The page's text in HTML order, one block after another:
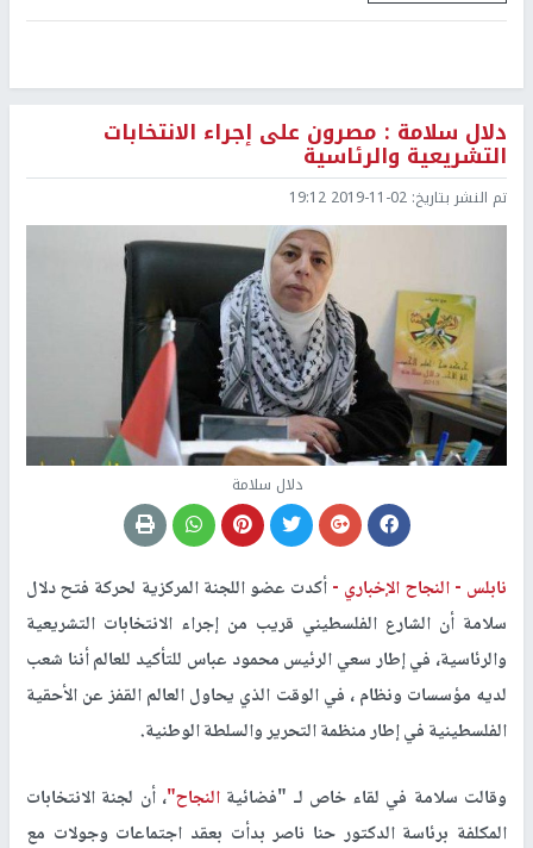
دلال سلامة : مصرون على إجراء الانتخابات
التشريعية والرئاسية
تم النشر بتاريخ: 2019-11-02 19:12
دلال سلامة
نابلس -النجاح الإخباري -أكدت عضو اللجنة المركزية لحركة فتح دلال
سلامة أن الشارع الفلسطيني قريب من إجراء الانتخابات التشريعية
والرئاسية، في إطار سعي الرئيس محمود عباس للتأكيد للعالم أننا شعب
لديه مؤسسات ونظام ، في الوقت الذي يحاول العالم القفز عن الأحقية
الفلسطينية في إطار منظمة التحرير والسلطة الوطنية.
وقالت سلامة في لقاء خاص لـ "فضائيةالنجاح"، أن لجنة الانتخابات
المكلفة برئاسة الدكتور حنا ناصر بدأت بعقد اجتماعات وجولات مع